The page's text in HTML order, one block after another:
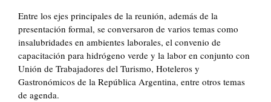
Entre los ejes principales de la reunión, además de la
presentación formal, se conversaron de varios temas como
insalubridades en ambientes laborales, el convenio de
capacitación para hidrógeno verde y la labor en conjunto con
Unión de Trabajadores del Turismo, Hoteleros y
Gastronómicos de la República Argentina, entre otros temas
de agenda.